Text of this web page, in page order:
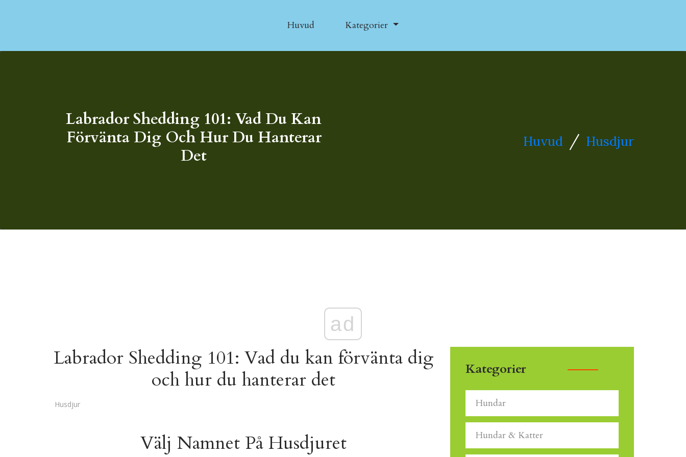
Huvud Kategorier
Labrador Shedding 101: Vad Du Kan
Förvänta Dig Och Hur Du Hanterar
Det
Huvud / Husdjur
ad
Labrador Shedding 101: Vad du kan förvänta dig
och hur du hanterar det
Husdjur
Välj Namnet På Husdjuret
Kategorier
Hundar
Hundar & Katter